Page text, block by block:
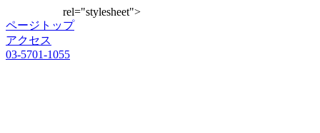
rel="stylesheet">
ページ トップ
アクセス
03-5701-1055